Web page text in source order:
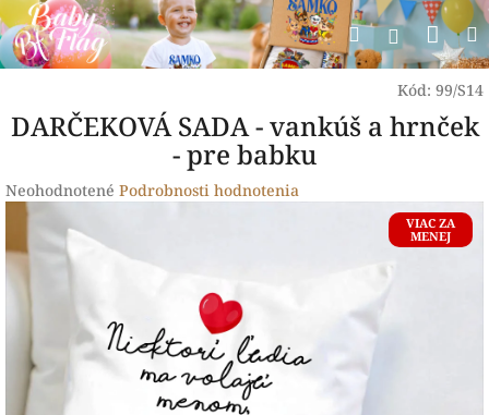
Prejsť
na
obsah
Hľadať
Kód: 99/S14
DARČEKOVÁ SADA - vankúš a hrnček
- pre babku
Priemerné
hodnotenie
produktu
je
0,0
hviezdičiek.
Neohodnotené Podrobnosti hodnotenia
VIAC ZA
MENEJ